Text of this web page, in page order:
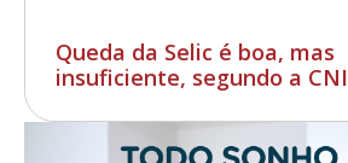
Queda da Selic é boa, mas
insuficiente, segundo a CNI